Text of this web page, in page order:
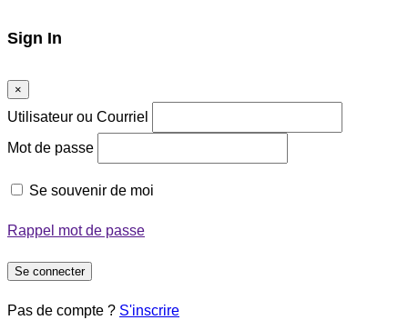
Sign In
×
Utilisateur ou Courriel
Mot de passe
Se souvenir de moi
Rappel mot de passe
Se connecter
Pas de compte ? S'inscrire